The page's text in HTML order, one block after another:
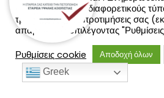
Cookies και τους διαφορετικούς
τροποποίησε τις προτιμήσεις σας
απαραίτητα) επιλέγοντας
Ρυθμίσεις cookie
Αποδοχή όλων
Greek